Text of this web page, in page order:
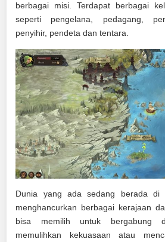
berbagai misi. Terdapat berbagai
seperti pengelana, pedagang,
penyihir, pendeta dan tentara.
Dunia yang ada sedang berada di
menghancurkan berbagai kerajaan
bisa memilih untuk bergabung
memulihkan kekuasaan atau